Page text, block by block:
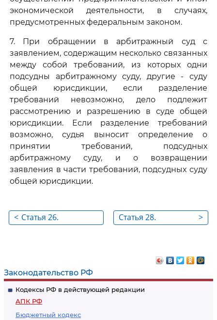
Законодательство РФ
Кодексы РФ в действующей редакции
АПК РФ
Бюджетный кодекс
экономической деятельности, в случаях,
предусмотренных федеральным законом.
7. При обращении в арбитражный суд с
заявлением, содержащим несколько связанных
между собой требований, из которых одни
подсудны арбитражному суду, другие - суду
общей юрисдикции, если разделение
требований невозможно, дело подлежит
рассмотрению и разрешению в суде общей
юрисдикции. Если разделение требований
возможно, судья выносит определение о
принятии требований, подсудных
арбитражному суду, и о возвращении
заявления в части требований, подсудных суду
общей юрисдикции.
< Статья 26.
>
Статья 28.
по экономическим
спорам и иным
делам,
возникающим из